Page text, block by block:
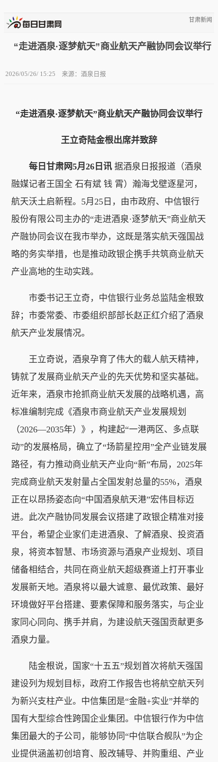
甘肃新闻
“走进酒泉·逐梦航天”商业航天产融协同会议举行
2026/05/26/ 15:25 来源：酒泉日报
“走进酒泉·逐梦航天”商业航天产融协同会议举行
王立奇陆金根出席并致辞
每日甘肃网5月26日讯 据酒泉日报报道（酒泉
融媒记者王国全 石有斌 钱 霄）瀚海戈壁逐星河，
航天沃土启新程。5月25日，由市政府、中信银行
股份有限公司主办的“走进酒泉·逐梦航天”商业航天
产融协同会议在我市举办，这既是落实航天强国战
略的务实举措，也是推动政银企携手共筑商业航天
产业高地的生动实践。
市委书记王立奇，中信银行业务总监陆金根致
辞；市委常委、市委组织部部长赵正红介绍了酒泉
航天产业发展情况。
王立奇说，酒泉孕育了伟大的载人航天精神，
铸就了发展商业航天产业的先天优势和坚实基础。
近年来，酒泉市抢抓商业航天发展的战略机遇，高
标准编制完成《酒泉市商业航天产业发展规划
（2026—2035年）》，构建起“一港两区、多点联
动”的发展格局，确立了“场箭星控用”全产业链发展
路径，有力推动商业航天产业向“新”布局，2025年
完成商业航天发射量占全国发射总量的55%，酒泉
正在以昂扬姿态向“中国酒泉航天港”宏伟目标迈
进。此次产融协同发展会议搭建了政银企精准对接
平台，希望企业家们走进酒泉、了解酒泉、投资酒
泉，将资本智慧、市场资源与酒泉产业规划、项目
储备相结合，共同在商业航天超级赛道上打开事业
发展新天地。酒泉将以最大诚意、最优政策、最好
环境做好平台搭建、要素保障和服务落实，与企业
家同心同向、携手并肩，为建设航天强国贡献更多
酒泉力量。
陆金根说，国家“十五五”规划首次将航天强国
建设列为规划目标，政府工作报告也将航空航天列
为新兴支柱产业。中信集团是“金融+实业”并举的
国有大型综合性跨国企业集团。中信银行作为中信
集团最大的子公司，能够协同“中信联合舰队”为企
业提供涵盖初创培育、股改辅导、并购重组、产业